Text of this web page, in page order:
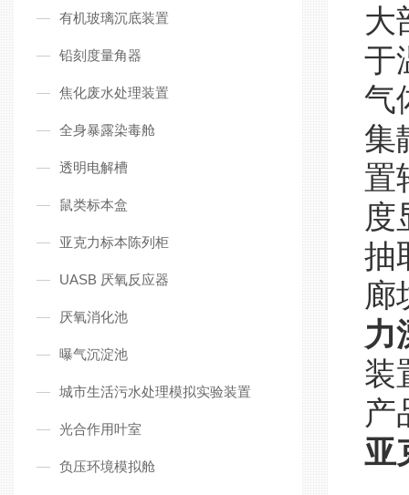
有机玻璃沉底装置
铅刻度量角器
焦化废水处理装置
全身暴露染毒舱
透明电解槽
鼠类标本盒
亚克力标本陈列柜
UASB 厌氧反应器
厌氧消化池
曝气沉淀池
城市生活污水处理模拟实验装置
光合作用叶室
负压环境模拟舱
大
于
气
集
置
度
抽
廊
力
装
产
亚